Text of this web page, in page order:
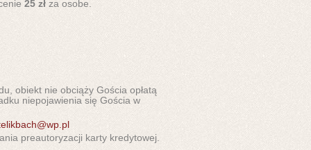
25 zł za osobe.
obiekt nie obciąży Gościa opłatą
niepojawienia się Gościa w
preautoryzacji karty kredytowej.